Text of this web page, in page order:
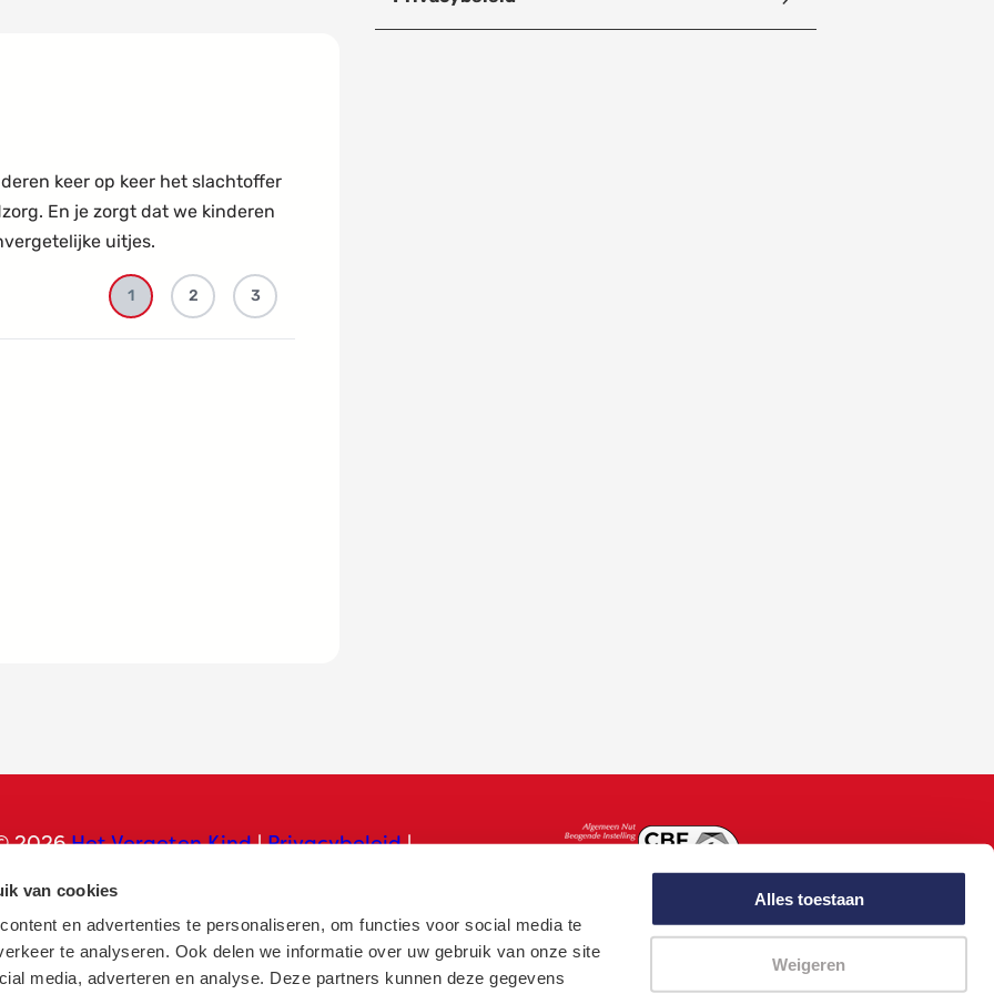
van cookies
en advertenties te personaliseren, om functies voor social media te
te analyseren. Ook delen we informatie over uw gebruik van onze site
media, adverteren en analyse. Deze partners kunnen deze gegevens
Alles toestaan
Weigeren
keer op keer het slachtoffer
En je zorgt dat we kinderen
uitjes.
1 2 3
2026Het Vergeten Kind|Privacybeleid|